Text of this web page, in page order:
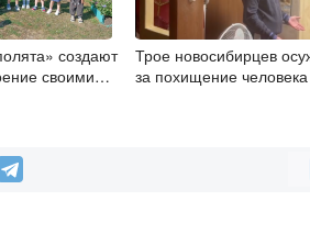
создают
своими
Трое новосибирцев
за похищение человека